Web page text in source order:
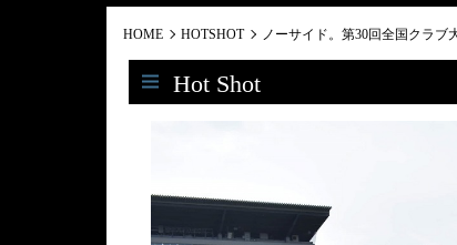
HOME HOTSHOT ノーサイド。第30回全国クラブ
Hot Shot